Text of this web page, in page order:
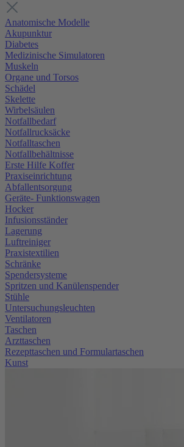
Anatomische Modelle
Akupunktur
Diabetes
Medizinische Simulatoren
Muskeln
Organe und Torsos
Schädel
Skelette
Wirbelsäulen
Notfallbedarf
Notfallrucksäcke
Notfalltaschen
Notfallbehältnisse
Erste Hilfe Koffer
Praxiseinrichtung
Abfallentsorgung
Geräte- Funktionswagen
Hocker
Infusionsständer
Lagerung
Luftreiniger
Praxistextilien
Schränke
Spendersysteme
Spritzen und Kanülenspender
Stühle
Untersuchungsleuchten
Ventilatoren
Taschen
Arzttaschen
Rezepttaschen und Formulartaschen
Kunst